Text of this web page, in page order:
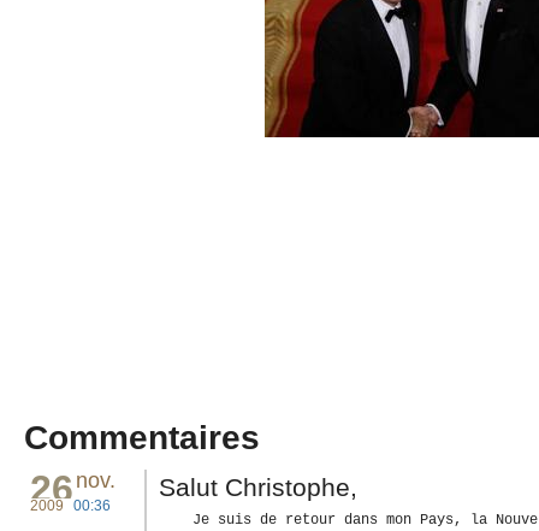
Commentaires
26 nov.
2009 00:36
Salut Christophe,
Je suis de retour dans mon Pays, la